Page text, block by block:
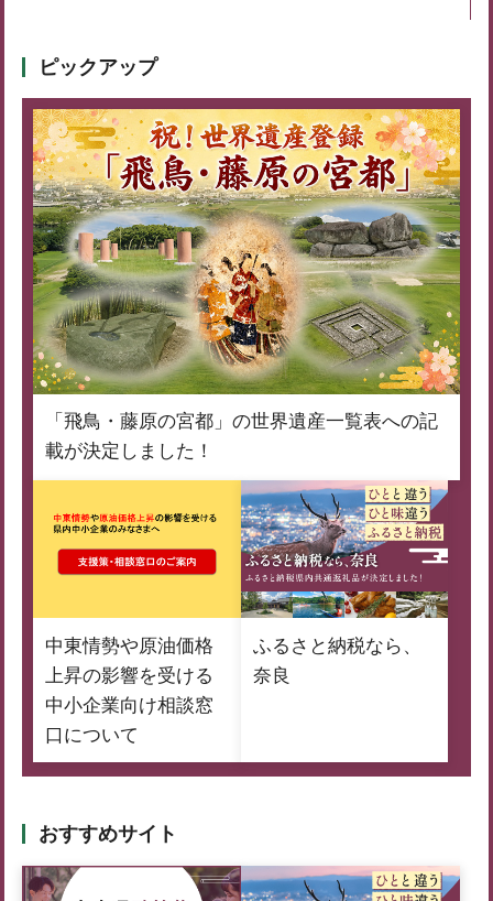
ピックアップ
「飛鳥・藤原の宮都」の世界遺産一覧表への記
載が決定しました！
中東情勢や原油価格
上昇の影響を受ける
中小企業向け相談窓
口について
ふるさと納税なら、
奈良
おすすめサイト